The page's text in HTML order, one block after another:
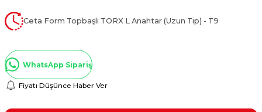
Kaplamalar
Ceta Form Topbaşlı TORX L Anahtar (Uzun Tip) - T9
WhatsApp Sipariş
Fiyatı Düşünce Haber Ver